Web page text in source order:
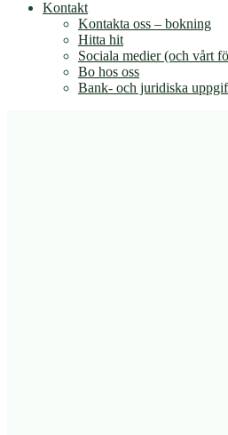
Kontakt
Kontakta oss – bokning
Hitta hit
Sociala medier (och vårt
Bo hos oss
Bank- och juridiska